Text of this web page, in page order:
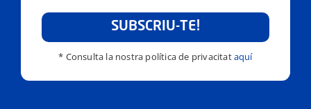
SUBSCRIU-TE!
* Consulta la nostra política de privacitataquí